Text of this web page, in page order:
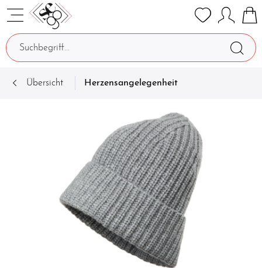
Übersicht Herzensangelegenheit